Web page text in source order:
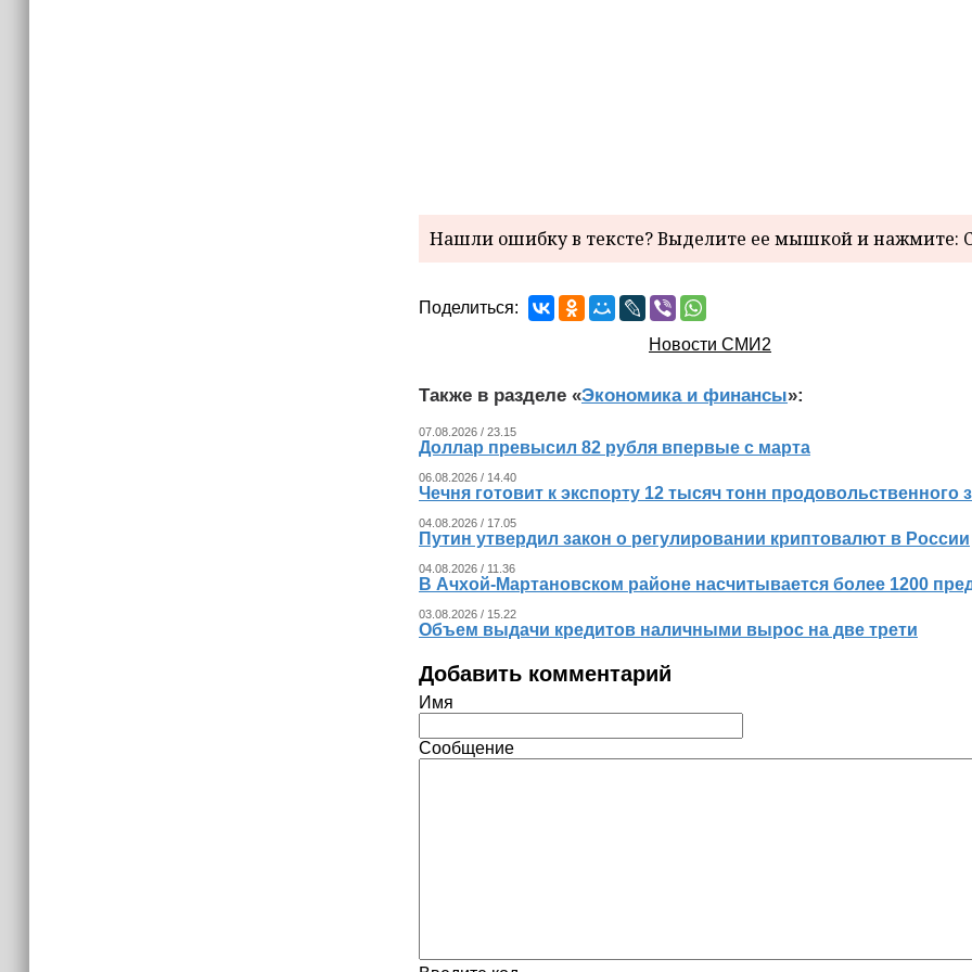
Нашли ошибку в тексте? Выделите ее мышкой и нажмите:
Поделиться:
Новости СМИ2
Также в разделе «Экономика и финансы»:
07.08.2026 / 23.15
Доллар превысил 82 рубля впервые с марта
06.08.2026 / 14.40
Чечня готовит к экспорту 12 тысяч тонн продовольственного
04.08.2026 / 17.05
Путин утвердил закон о регулировании криптовалют в России
04.08.2026 / 11.36
В Ачхой-Мартановском районе насчитывается более 1200
03.08.2026 / 15.22
Объем выдачи кредитов наличными вырос на две трети
Добавить комментарий
Имя
Сообщение